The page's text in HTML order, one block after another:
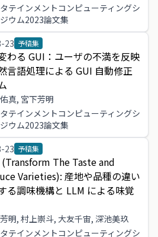
テインメントコンピューティングシ
ウム2023論文集
23 予稿集
わる GUI ： ユーザの不満を反映
言語処理による GUI 自動修正
真, 宮下芳明
テインメントコンピューティングシ
ウム2023論文集
23 予稿集
(Transform The Tasteand
Varieties): 産地や品種の違い
る調味機構と LLM による味覚
明, 村上崇斗, 大友千宙, 深池美玖
テインメントコンピューティングシ